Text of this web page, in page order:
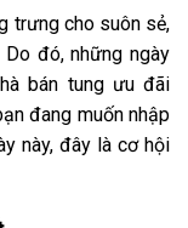
trưng cho suôn sẻ,
đó, những ngày
bán tung ưu đãi
đang muốn nhập
này, đây là cơ hội